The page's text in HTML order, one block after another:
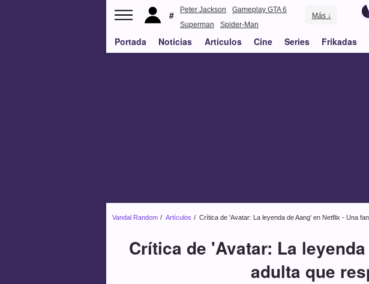
Peter Jackson
Gameplay GTA 6
Superman
Spider-Man
Más ↓
Portada Noticias Artículos Cine Series Frikadas
Vandal Random Artículos Crítica de 'Avatar: La leyenda de Aang' en Netflix - Una
Crítica de 'Avatar: La
adulta que